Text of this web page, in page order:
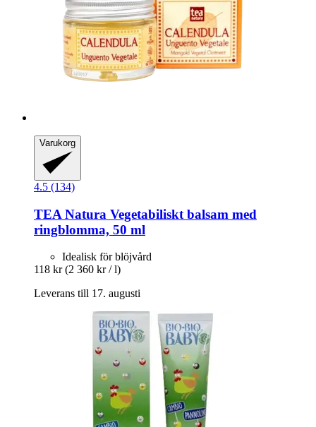
Varukorg
4.5 (134)
TEA Natura Vegetabiliskt balsam med
ringblomma, 50 ml
Idealisk för blöjvård
118 kr (2 360 kr / l)
Leverans till 17. augusti